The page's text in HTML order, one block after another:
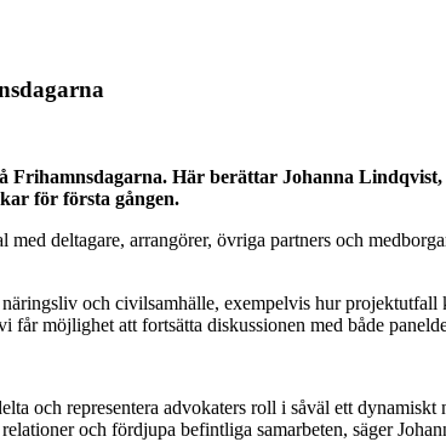
Här berättar Johanna
för första gången.
deltagare, arrangörer, övriga partners och
och civilsamhälle, exempelvis hur
möjlighet att fortsätta diskussionen med både
och representera advokaters roll i såväl ett
och fördjupa befintliga samarbeten, säger